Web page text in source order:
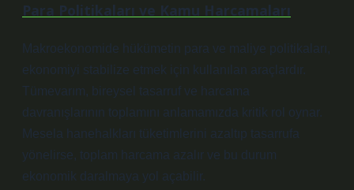
Para Politikaları ve Kamu Harcamaları
Makroekonomide hükümetin para ve maliye politikaları,
ekonomiyi stabilize etmek için kullanılan araçlardır.
Tümevarım, bireysel tasarruf ve harcama
davranışlarının toplamını anlamamızda kritik rol oynar.
Mesela hanehalkları tüketimlerini azaltıp tasarrufa
yönelirse, toplam harcama azalır ve bu durum
ekonomik daralmaya yol açabilir.